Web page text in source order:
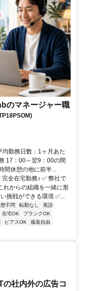
のマネージャー職
勤務日数：1ヶ月あた
17：00～翌9：00の間
間休憩の他に前半...
全在宅勤務♪ ✅ 弊社で
れからの組織を一緒に形
挑戦ができる環境 ✅...
不問 転勤なし
英語
在宅OK
ブランクOK
ピアスOK
服装自由
の社内外の広告コ